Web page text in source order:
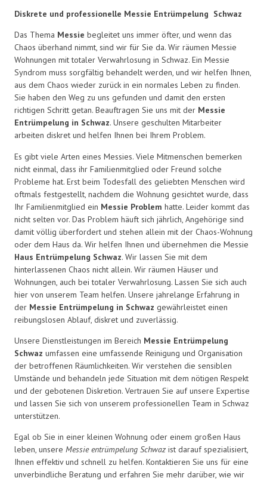
Diskrete und professionelle Messie Entrümpelung Schwaz
Das Thema Messie begleitet uns immer öfter, und wenn das
Chaos überhand nimmt, sind wir für Sie da. Wir räumen Messie
Wohnungen mit totaler Verwahrlosung in Schwaz. Ein Messie
Syndrom muss sorgfältig behandelt werden, und wir helfen Ihnen,
aus dem Chaos wieder zurück in ein normales Leben zu finden.
Sie haben den Weg zu uns gefunden und damit den ersten
richtigen Schritt getan. Beauftragen Sie uns mit der Messie
Entrümpelung in Schwaz. Unsere geschulten Mitarbeiter
arbeiten diskret und helfen Ihnen bei Ihrem Problem.
Es gibt viele Arten eines Messies. Viele Mitmenschen bemerken
nicht einmal, dass ihr Familienmitglied oder Freund solche
Probleme hat. Erst beim Todesfall des geliebten Menschen wird
oftmals festgestellt, nachdem die Wohnung gesichtet wurde, dass
Ihr Familienmitglied ein Messie Problem hatte. Leider kommt das
nicht selten vor. Das Problem häuft sich jährlich, Angehörige sind
damit völlig überfordert und stehen allein mit der Chaos-Wohnung
oder dem Haus da. Wir helfen Ihnen und übernehmen die Messie
Haus Entrümpelung Schwaz. Wir lassen Sie mit dem
hinterlassenen Chaos nicht allein. Wir räumen Häuser und
Wohnungen, auch bei totaler Verwahrlosung. Lassen Sie sich auch
hier von unserem Team helfen. Unsere jahrelange Erfahrung in
der Messie Entrümpelung in Schwaz gewährleistet einen
reibungslosen Ablauf, diskret und zuverlässig.
Unsere Dienstleistungen im Bereich Messie Entrümpelung
Schwaz umfassen eine umfassende Reinigung und Organisation
der betroffenen Räumlichkeiten. Wir verstehen die sensiblen
Umstände und behandeln jede Situation mit dem nötigen Respekt
und der gebotenen Diskretion. Vertrauen Sie auf unsere Expertise
und lassen Sie sich von unserem professionellen Team in Schwaz
unterstützen.
Egal ob Sie in einer kleinen Wohnung oder einem großen Haus
leben, unsere Messie entrümpelung Schwaz ist darauf spezialisiert,
Ihnen effektiv und schnell zu helfen. Kontaktieren Sie uns für eine
unverbindliche Beratung und erfahren Sie mehr darüber, wie wir